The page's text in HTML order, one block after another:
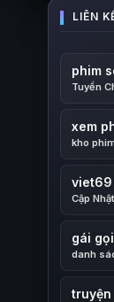
phim
Tuyển
xem
kho
viet69
Cập
gái
danh